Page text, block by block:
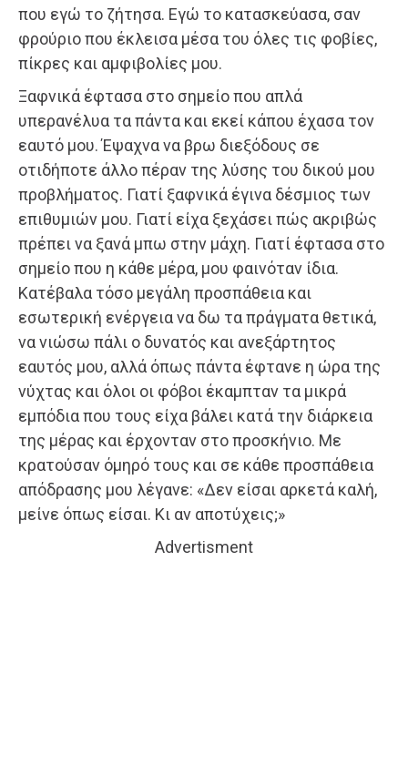
που εγώ το ζήτησα. Εγώ το κατασκεύασα, σαν
φρούριο που έκλεισα μέσα του όλες τις φοβίες,
πίκρες και αμφιβολίες μου.
Ξαφνικά έφτασα στο σημείο που απλά
υπερανέλυα τα πάντα και εκεί κάπου έχασα τον
εαυτό μου. Έψαχνα να βρω διεξόδους σε
οτιδήποτε άλλο πέραν της λύσης του δικού μου
προβλήματος. Γιατί ξαφνικά έγινα δέσμιος των
επιθυμιών μου. Γιατί είχα ξεχάσει πώς ακριβώς
πρέπει να ξανά μπω στην μάχη. Γιατί έφτασα στο
σημείο που η κάθε μέρα, μου φαινόταν ίδια.
Κατέβαλα τόσο μεγάλη προσπάθεια και
εσωτερική ενέργεια να δω τα πράγματα θετικά,
να νιώσω πάλι ο δυνατός και ανεξάρτητος
εαυτός μου, αλλά όπως πάντα έφτανε η ώρα της
νύχτας και όλοι οι φόβοι έκαμπταν τα μικρά
εμπόδια που τους είχα βάλει κατά την διάρκεια
της μέρας και έρχονταν στο προσκήνιο. Με
κρατούσαν όμηρό τους και σε κάθε προσπάθεια
απόδρασης μου λέγανε: «Δεν είσαι αρκετά καλή,
μείνε όπως είσαι. Κι αν αποτύχεις;»
Advertisment